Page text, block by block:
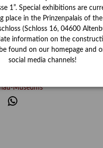
Studio Bildende Kunst
Vermittlung
Werefkin
Winter Wissenschaft
Wolf
vergessen? –
Museums
E-mail
1”. Special exhibitions are
place in the Prinzenpalais of the
(Schloss 16, 04600
information on the
found on our homepage and
social media channels!